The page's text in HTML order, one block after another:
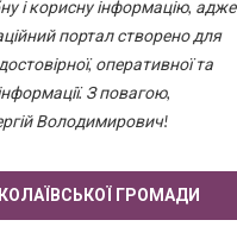
і корисну інформацію, адже
портал створено для
оперативної та
З повагою,
Володимирович!
ГРОМАДИ